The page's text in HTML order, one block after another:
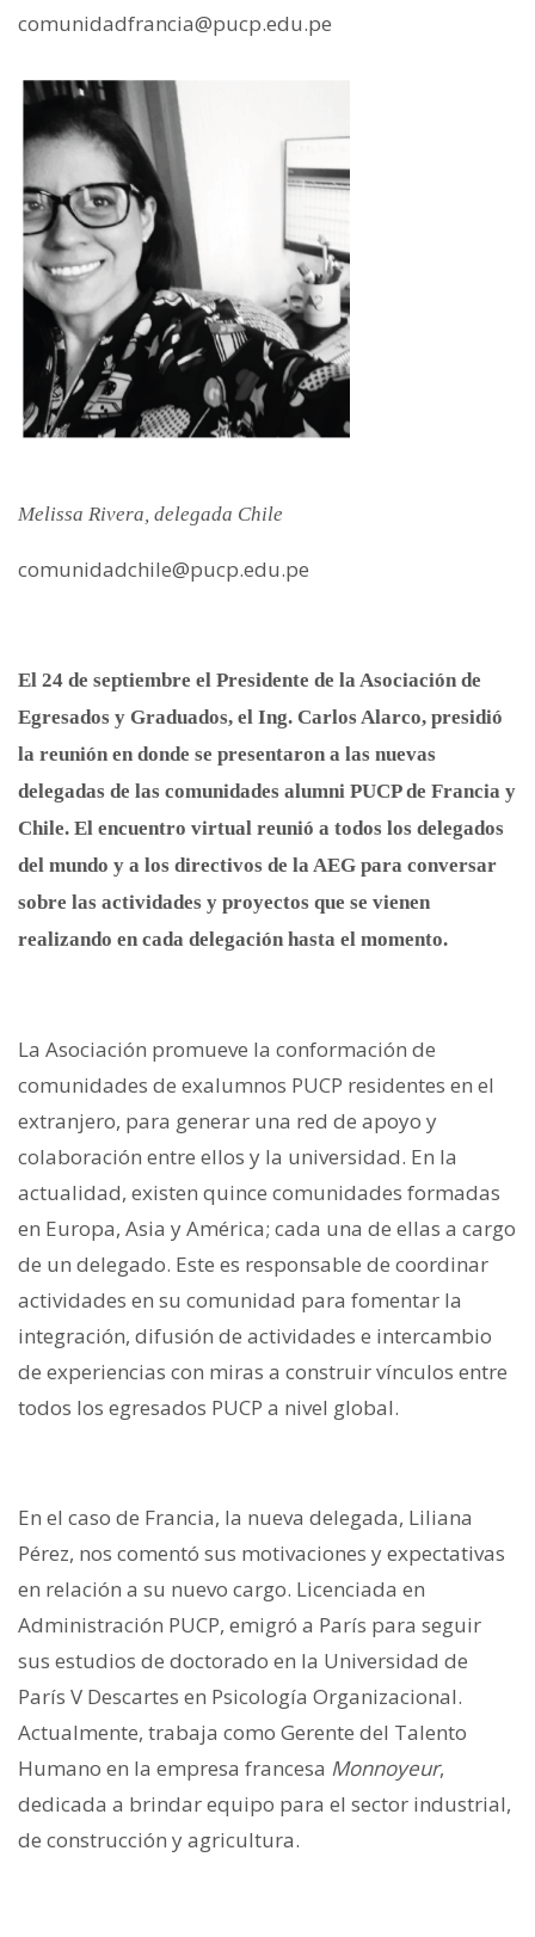
comunidadfrancia@pucp.edu.pe
Melissa Rivera, delegada Chile
comunidadchile@pucp.edu.pe
El 24 de septiembre el Presidente de la Asociación de
Egresados y Graduados, el Ing. Carlos Alarco, presidió
la reunión en donde se presentaron a las nuevas
delegadas de las comunidades alumni PUCP de Francia y
Chile. El encuentro virtual reunió a todos los delegados
del mundo y a los directivos de la AEG para conversar
sobre las actividades y proyectos que se vienen
realizando en cada delegación hasta el momento.
La Asociación promueve la conformación de
comunidades de exalumnos PUCP residentes en el
extranjero, para generar una red de apoyo y
colaboración entre ellos y la universidad. En la
actualidad, existen quince comunidades formadas
en Europa, Asia y América; cada una de ellas a cargo
de un delegado. Este es responsable de coordinar
actividades en su comunidad para fomentar la
integración, difusión de actividades e intercambio
de experiencias con miras a construir vínculos entre
todos los egresados PUCP a nivel global.
En el caso de Francia, la nueva delegada, Liliana
Pérez, nos comentó sus motivaciones y expectativas
en relación a su nuevo cargo. Licenciada en
Administración PUCP, emigró a París para seguir
sus estudios de doctorado en la Universidad de
París V Descartes en Psicología Organizacional.
Actualmente, trabaja como Gerente del Talento
Humano en la empresa francesa Monnoyeur,
dedicada a brindarequipo para el sector industrial,
de construcción y agricultura.